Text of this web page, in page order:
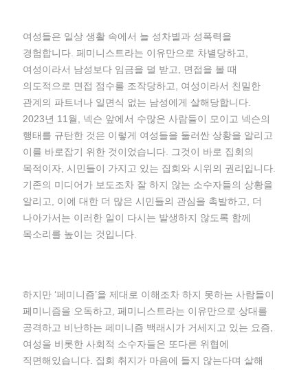
여성들은 일상 생활 속에서 늘 성차별과 성폭력을
경험합니다. 페미니스트라는 이유만으로 차별당하고,
여성이라서 남성보다 임금을 덜 받고, 면접을 볼 때
의도적으로 면접 점수를 조작당하고, 여성이라서 친밀한
관계의 파트너나 일면식 없는 남성에게 살해당합니다.
2023년 11월, 넥슨 앞에서 수많은 사람들이 모이고 넥슨의
행태를 규탄한 것은 이렇게 여성들을 둘러싼 상황을 알리고
이를 바로잡기 위한 것이었습니다. 그것이 바로 집회의
목적이자, 시민들이 가지고 있는 집회와 시위의 권리입니다.
기존의 미디어가 보도조차 잘 하지 않는 소수자들의 상황을
알리고, 이에 대한 더 많은 시민들의 관심을 촉발하고, 더
나아가서는 이러한 일이 다시는 발생하지 않도록 함께
목소리를 높이는 것입니다.
하지만 ‘페미니즘’을 제대로 이해조차 하지 못하는 사람들이
페미니즘을 오독하고, 페미니스트라는 이유만으로 상대를
공격하고 비난하는 페미니즘 백래시가 거세지고 있는 요즘,
여성을 비롯한 사회적 소수자들은 또다른 위협에
직면해있습니다. 집회 취지가 마음에 들지 않는다며 살해